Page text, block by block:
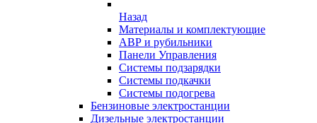
Назад
Материалы и комплектующие
АВР и рубильники
Панели Управления
Системы подзарядки
Системы подкачки
Системы подогрева
Бензиновые электростанции
Дизельные электростанции